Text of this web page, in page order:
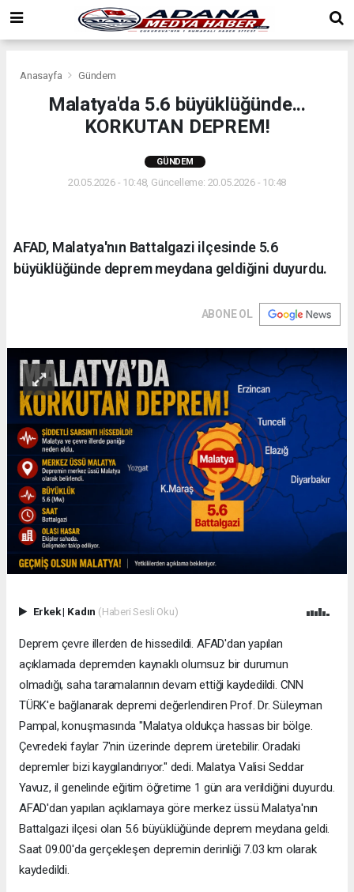
Anasayfa Gündem
Malatya'da 5.6 büyüklüğünde...
KORKUTAN DEPREM!
GÜNDEM
20.05.2026 - 10:48, Güncelleme: 20.05.2026 - 10:48
AFAD, Malatya'nın Battalgazi ilçesinde 5.6
büyüklüğünde deprem meydana geldiğini duyurdu.
ABONE OL
Erkek| Kadın (Haberi Sesli Oku)
Deprem çevre illerden de hissedildi. AFAD'dan yapılan
açıklamada depremden kaynaklı olumsuz bir durumun
olmadığı, saha taramalarının devam ettiği kaydedildi. CNN
TÜRK'e bağlanarak depremi değerlendiren Prof. Dr. Süleyman
Pampal, konuşmasında "Malatya oldukça hassas bir bölge.
Çevredeki faylar 7'nin üzerinde deprem üretebilir. Oradaki
depremler bizi kaygılandırıyor." dedi. Malatya Valisi Seddar
Yavuz, il genelinde eğitim öğretime 1 gün ara verildiğini duyurdu.
AFAD'dan yapılan açıklamaya göre merkez üssü Malatya'nın
Battalgazi ilçesi olan 5.6 büyüklüğünde deprem meydana geldi.
Saat 09.00'da gerçekleşen depremin derinliği 7.03 km olarak
kaydedildi.